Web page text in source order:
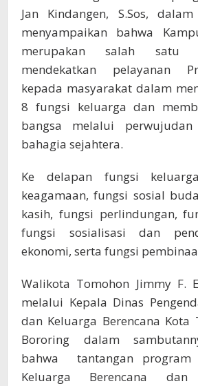
Jan Kindangen, S.Sos,
menyampaikan bahwa
merupakan salah satu
mendekatkan pelayanan
kepada masyarakat dalam
8 fungsi keluarga dan
bangsa melalui
bahagia sejahtera.
Ke delapan fungsi
keagamaan, fungsi sosial
kasih, fungsi perlindungan,
fungsi sosialisasi dan
ekonomi, serta fungsi
Walikota Tomohon Jimmy F.
melalui Kepala Dinas
dan Keluarga Berencana Kota
Bororing dalam
bahwa tantangan program
Keluarga Berencana dan